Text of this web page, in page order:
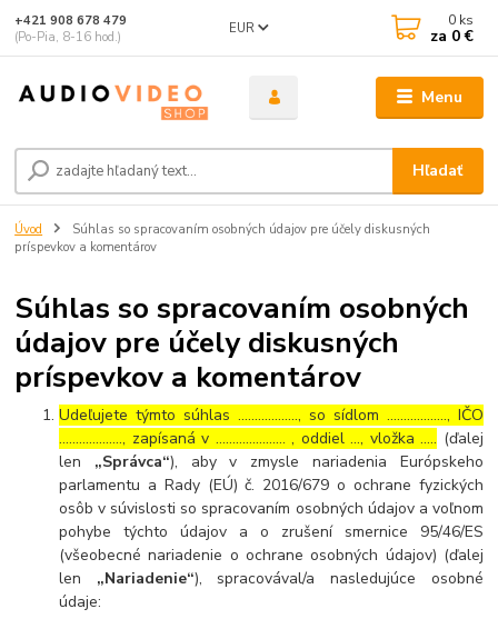
Menu
EUR
Hľadať
+421 908 678 479
(Po-Pia, 8-16 hod.)
0 ks
za 0 €
Úvod
Súhlas so spracovaním osobných údajov pre účely diskusných
príspevkov a komentárov
Súhlas so spracovaním osobných
údajov pre účely diskusných
príspevkov a komentárov
Udeľujete týmto súhlas ……………..., so sídlom ………………, IČO
………………., zapísaná v ………………… , oddiel …, vložka ….. (ďalej
len „Správca“), aby v zmysle nariadenia Európskeho
parlamentu a Rady (EÚ) č. 2016/679 o ochrane fyzických
osôb v súvislosti so spracovaním osobných údajov a voľnom
pohybe týchto údajov a o zrušení smernice 95/46/ES
(všeobecné nariadenie o ochrane osobných údajov) (ďalej
len „Nariadenie“), spracovával/a nasledujúce osobné
údaje: